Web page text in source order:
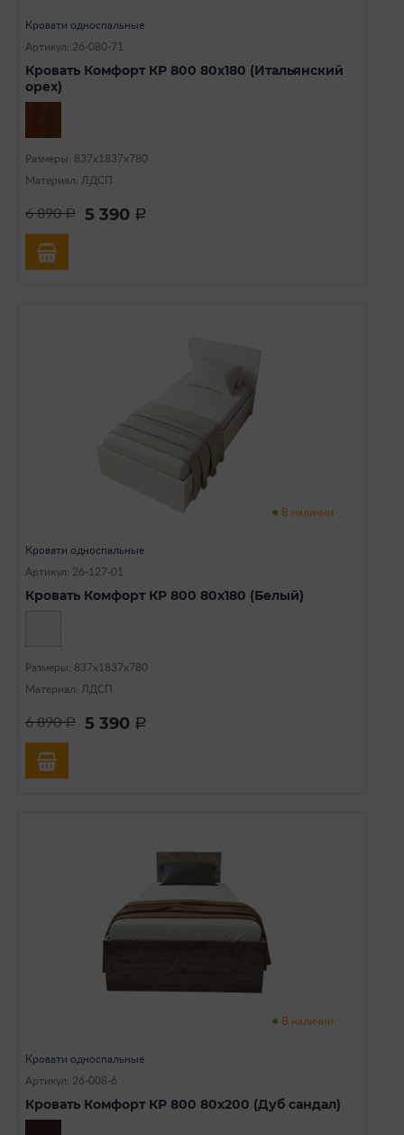
Кровати односпальные
Артикул: 26-080-71
Кровать Комфорт КР 800 80х180 (Итальянский
орех)
Размеры: 837х1837х780
Материал: ЛДСП
6 890a 5 390 a
В наличии
Кровати односпальные
Артикул: 26-127-01
Кровать Комфорт КР 800 80х180 (Белый)
Размеры: 837х1837х780
Материал: ЛДСП
6 890a 5 390 a
В наличии
Кровати односпальные
Артикул: 26-008-6
Кровать Комфорт КР 800 80х200 (Дуб сандал)